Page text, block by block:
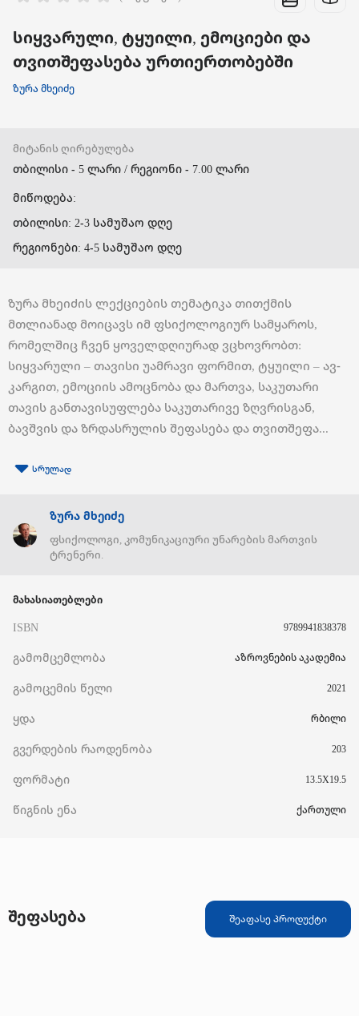
სიყვარული, ტყუილი, ემოციები და
თვითშეფასება ურთიერთობებში
ზურა მხეიძე
მიტანის ღირებულება
თბილისი - 5 ლარი / რეგიონი - 7.00 ლარი
მიწოდება:
თბილისი: 2-3 სამუშაო დღე
რეგიონები: 4-5 სამუშაო დღე
ზურა მხეიძის ლექციების თემატიკა თითქმის
მთლიანად მოიცავს იმ ფსიქოლოგიურ სამყაროს,
რომელშიც ჩვენ ყოველდღიურად ვცხოვრობთ:
სიყვარული – თავისი უამრავი ფორმით, ტყუილი – ავ-
კარგით, ემოციის ამოცნობა და მართვა, საკუთარი
თავის განთავისუფლება საკუთარივე ზღვრისგან,
ბავშვის და ზრდასრულის შეფასება და თვითშეფა...
სრულად
ზურა მხეიძე
ფსიქოლოგი, კომუნიკაციური უნარების მართვის
ტრენერი.
მახასიათებლები
ISBN 9789941838378
გამომცემლობა აზროვნების აკადემია
გამოცემის წელი 2021
ყდა რბილი
გვერდების რაოდენობა 203
ფორმატი 13.5X19.5
წიგნის ენა ქართული
შეფასება შეაფასე პროდუქტი